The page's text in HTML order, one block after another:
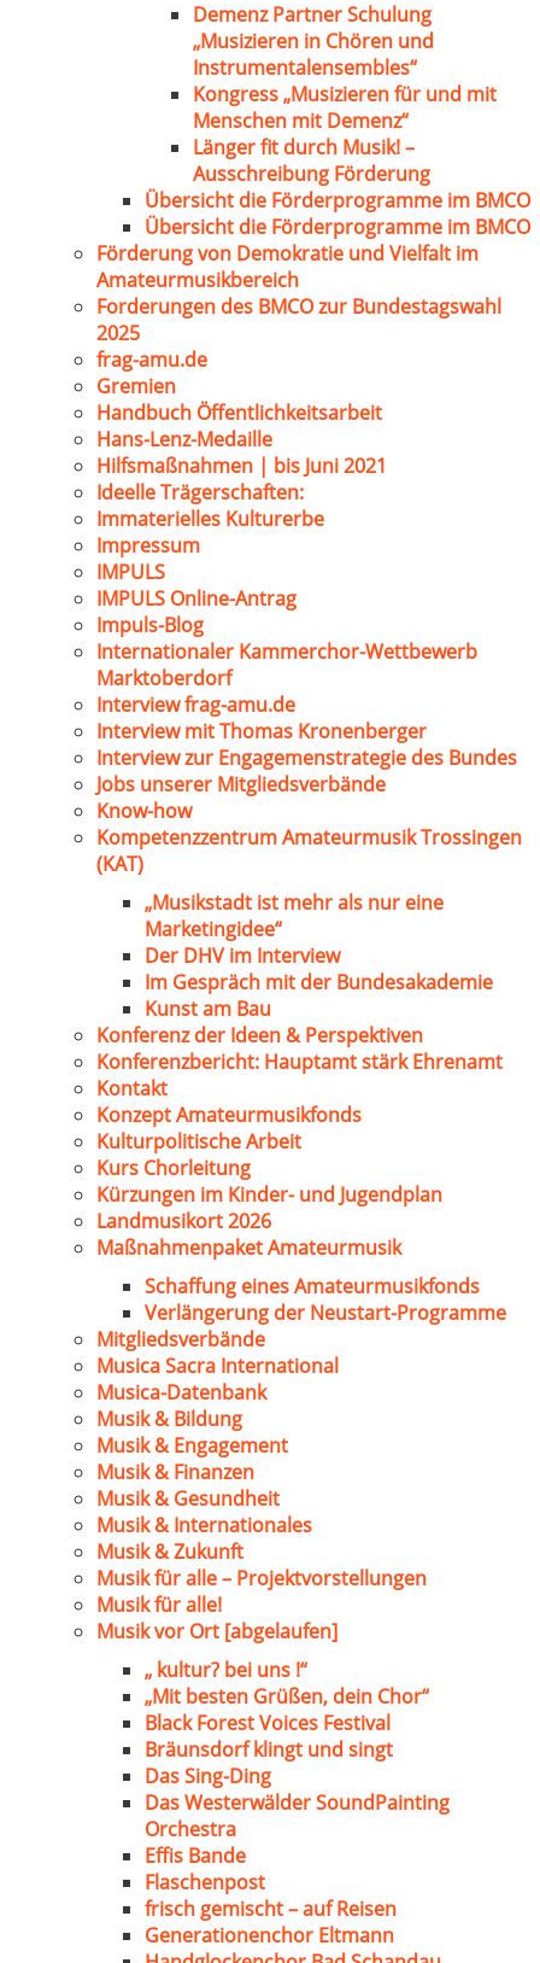
Demenz Partner Schulung
„Musizieren in Chören und
Instrumentalensembles“
Kongress „Musizieren für und mit
Menschen mit Demenz“
Länger fit durch Musik! –
Ausschreibung Förderung
Übersicht die Förderprogramme im BMCO
Übersicht die Förderprogramme im BMCO
Förderung von Demokratie und Vielfalt im
Amateurmusikbereich
Forderungen des BMCO zur Bundestagswahl
2025
frag-amu.de
Gremien
Handbuch Öffentlichkeitsarbeit
Hans-Lenz-Medaille
Hilfsmaßnahmen | bis Juni 2021
Ideelle Trägerschaften:
Immaterielles Kulturerbe
Impressum
IMPULS
IMPULS Online-Antrag
Impuls-Blog
Internationaler Kammerchor-Wettbewerb
Marktoberdorf
Interview frag-amu.de
Interview mit Thomas Kronenberger
Interview zur Engagemenstrategie des Bundes
Jobs unserer Mitgliedsverbände
Know-how
Kompetenzzentrum Amateurmusik Trossingen
(KAT)
„Musikstadt ist mehr als nur eine
Marketingidee“
Der DHV im Interview
Im Gespräch mit der Bundesakademie
Kunst am Bau
Konferenz der Ideen & Perspektiven
Konferenzbericht: Hauptamt stärk Ehrenamt
Kontakt
Konzept Amateurmusikfonds
Kulturpolitische Arbeit
Kurs Chorleitung
Kürzungen im Kinder- und Jugendplan
Landmusikort 2026
Maßnahmenpaket Amateurmusik
Schaffung eines Amateurmusikfonds
Verlängerung der Neustart-Programme
Mitgliedsverbände
Musica Sacra International
Musica-Datenbank
Musik & Bildung
Musik & Engagement
Musik & Finanzen
Musik & Gesundheit
Musik & Internationales
Musik & Zukunft
Musik für alle – Projektvorstellungen
Musik für alle!
Musik vor Ort [abgelaufen]
„ kultur? bei uns !“
„Mit besten Grüßen, dein Chor“
Black Forest Voices Festival
Bräunsdorf klingt und singt
Das Sing-Ding
Das Westerwälder SoundPainting
Orchestra
Effis Bande
Flaschenpost
frisch gemischt – auf Reisen
Generationenchor Eltmann